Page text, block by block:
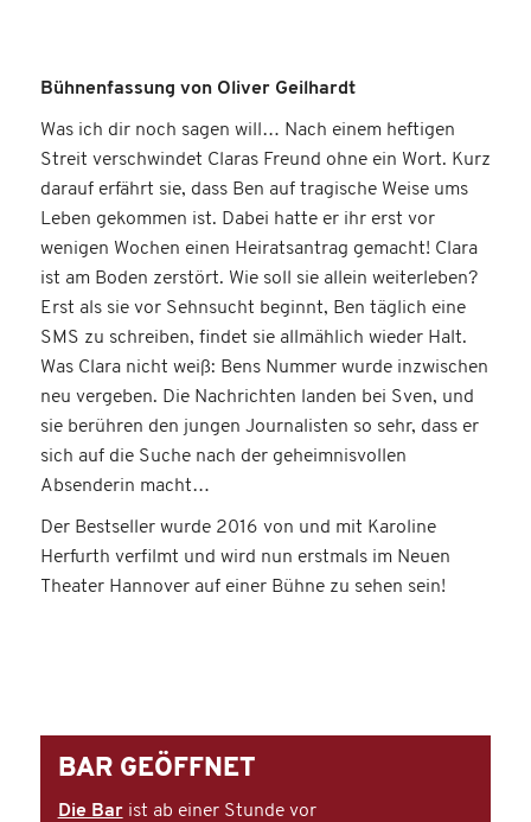
Bühnenfassung von Oliver Geilhardt
Was ich dir noch sagen will… Nach einem heftigen
Streit verschwindet Claras Freund ohne ein Wort. Kurz
darauf erfährt sie, dass Ben auf tragische Weise ums
Leben gekommen ist. Dabei hatte er ihr erst vor
wenigen Wochen einen Heiratsantrag gemacht! Clara
ist am Boden zerstört. Wie soll sie allein weiterleben?
Erst als sie vor Sehnsucht beginnt, Ben täglich eine
SMS zu schreiben, findet sie allmählich wieder Halt.
Was Clara nicht weiß: Bens Nummer wurde inzwischen
neu vergeben. Die Nachrichten landen bei Sven, und
sie berühren den jungen Journalisten so sehr, dass er
sich auf die Suche nach der geheimnisvollen
Absenderin macht…
Der Bestseller wurde 2016 von und mit Karoline
Herfurth verfilmt und wird nun erstmals im Neuen
Theater Hannover auf einer Bühne zu sehen sein!
BAR GEÖFFNET
Die Barist ab einer Stunde vor